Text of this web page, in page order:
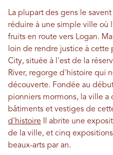
La plupart des gens le savent
réduire à une simple ville où
fruits en route vers Logan.
loin de rendre justice à cette
City, située à l'est de la
River, regorge d'histoire qui
découverte. Fondée au
pionniers mormons, la ville a
bâtiments et vestiges de
d'histoire Il abrite une
de la ville, et cinq
beaux-arts par an.